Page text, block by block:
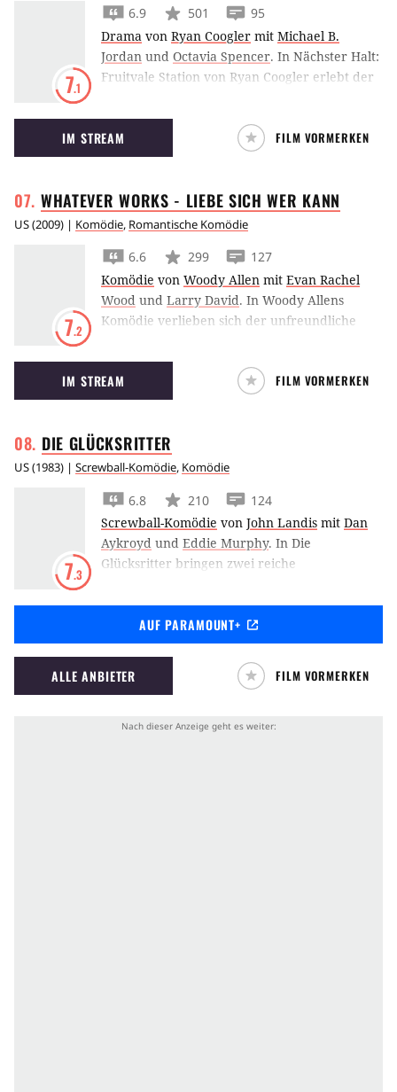
7.1
6.9 501
95
Drama von Ryan Coogler mit Michael B.
Jordan und Octavia Spencer. In Nächster Halt:
Fruitvale Station von Ryan Coogler erlebt der
jungen Mannes, der rassistischen Polizisten
zum Opfer fällt.
IM STREAM FILM VORMERKEN
WHATEVER WORKS - LIEBE SICH WER KANN
US(2009) | Komödie, Romantische Komödie
7.2
6.6 299
127
Komödie von Woody Allen mit Evan Rachel
Wood und Larry David. In Woody Allens
Komödie verlieben sich der unfreundliche
Melodies Eltern plötzlich vor der Tür stehen,
gerät das Leben des unterschiedlichen Paares
ordentlich durcheinander.
IM STREAM FILM VORMERKEN
DIE GLÜCKSRITTER
US(1983) | Screwball-Komödie, Komödie
7.3
6.8 210
124
Screwball-Komödie von John Landis mit Dan
Aykroyd und Eddie Murphy. In Die
Glücksritter bringen zwei reiche
Ahnungsloser völlig durcheinander, um zu
untersuchen, woran finanzieller Erfolg
wirklich gemessen werden kann.
AUF PARAMOUNT+
ALLE ANBIETER FILM VORMERKEN